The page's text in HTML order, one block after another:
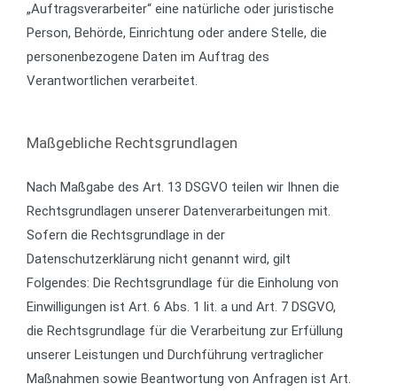
„Auftragsverarbeiter“ eine natürliche oder juristische
Person, Behörde, Einrichtung oder andere Stelle, die
personenbezogene Daten im Auftrag des
Verantwortlichen verarbeitet.
Maßgebliche Rechtsgrundlagen
Nach Maßgabe des Art. 13 DSGVO teilen wir Ihnen die
Rechtsgrundlagen unserer Datenverarbeitungen mit.
Sofern die Rechtsgrundlage in der
Datenschutzerklärung nicht genannt wird, gilt
Folgendes: Die Rechtsgrundlage für die Einholung von
Einwilligungen ist Art. 6 Abs. 1 lit. a und Art. 7 DSGVO,
die Rechtsgrundlage für die Verarbeitung zur Erfüllung
unserer Leistungen und Durchführung vertraglicher
Maßnahmen sowie Beantwortung von Anfragen ist Art.